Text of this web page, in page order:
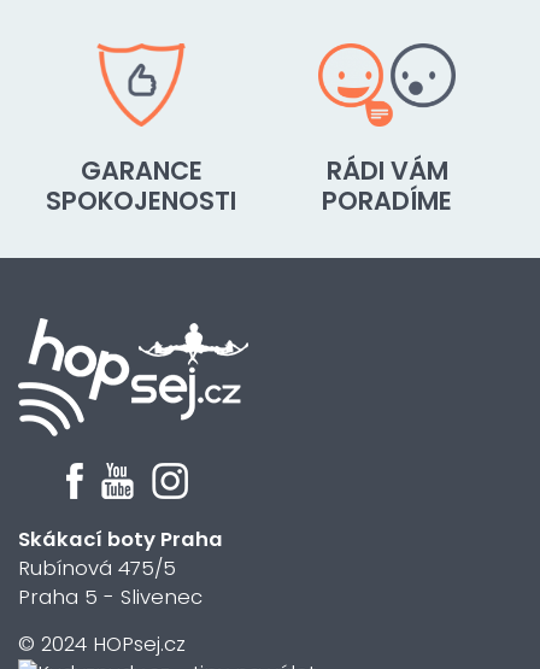
GARANCE
SPOKOJENOSTI
RÁDI VÁM
PORADÍME
Skákací boty Praha
Rubínová 475/5
Praha 5 - Slivenec
© 2024 HOPsej.cz